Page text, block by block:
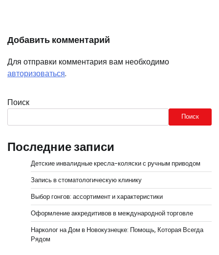
Добавить комментарий
Для отправки комментария вам необходимо
авторизоваться.
Поиск
Поиск
Последние записи
Детские инвалидные кресла-коляски с ручным приводом
Запись в стоматологическую клинику
Выбор гонгов: ассортимент и характеристики
Оформление аккредитивов в международной торговле
Нарколог на Дом в Новокузнецке: Помощь, Которая Всегда
Рядом